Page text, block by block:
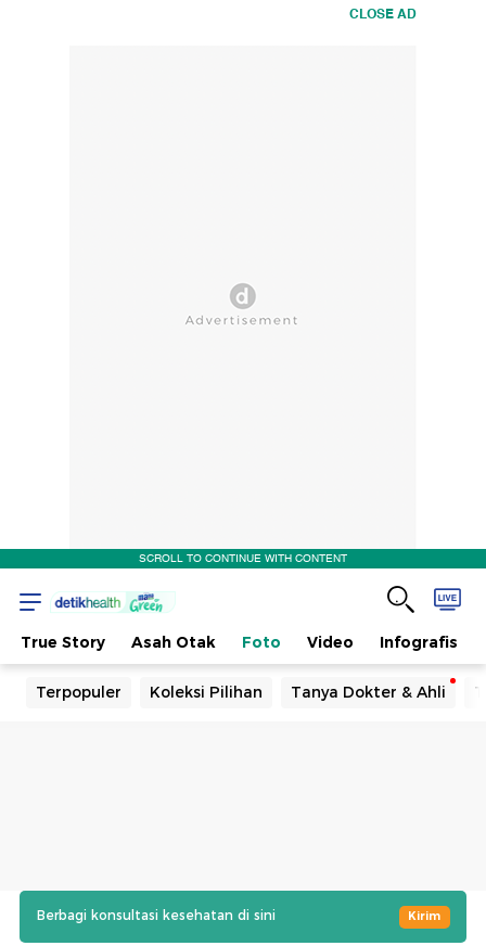
CLOSE AD
SCROLL TO CONTINUE WITH CONTENT
True Story Asah Otak Foto Video Infografis
Terpopuler Koleksi Pilihan Tanya Dokter & Ahli
Berbagi konsultasi kesehatan di sini Kirim